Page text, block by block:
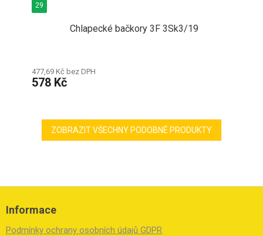
Chlapecké bačkory 3F 3Sk3/19
477,69 Kč bez DPH
578 Kč
29
ZOBRAZIT VŠECHNY PODOBNÉ PRODUKTY
Z
Informace
Podmínky ochrany osobních údajů GDPR